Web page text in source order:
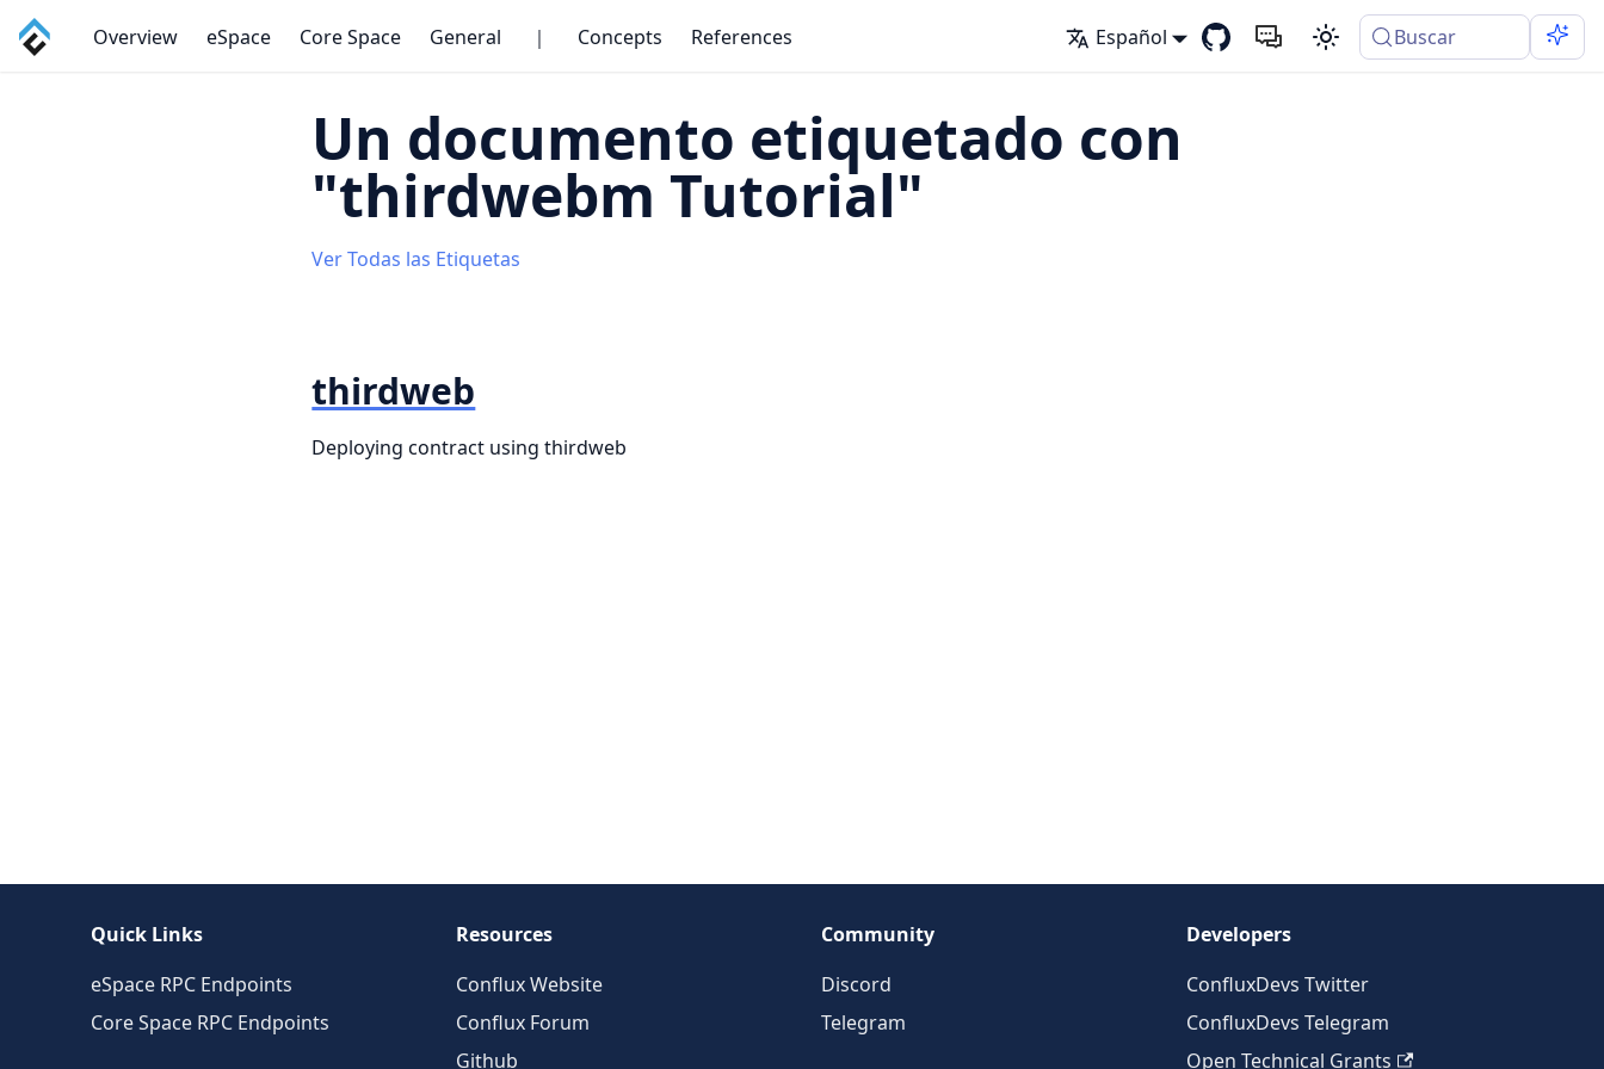
Overview eSpace Core Space General ｜ Concepts References Español Buscar
Un documento etiquetado con
"thirdwebm Tutorial"
Ver Todas las Etiquetas
thirdweb
Deploying contract using thirdweb
Quick Links
eSpace RPC Endpoints
Core Space RPC Endpoints
Resources
Conflux Website
Conflux Forum
Github
Community
Discord
Telegram
Developers
ConfluxDevs Twitter
ConfluxDevs Telegram
Open Technical Grants